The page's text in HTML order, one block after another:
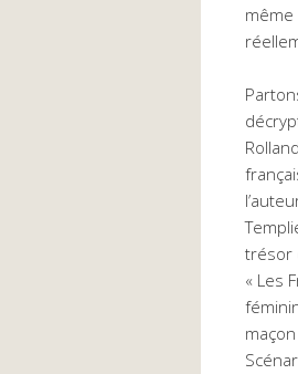
même
trésor
« Les